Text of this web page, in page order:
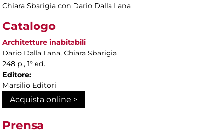
Chiara Sbarigia con Dario Dalla Lana
Catalogo
Architetture inabitabili
Dario Dalla Lana, Chiara Sbarigia
248 p., 1° ed.
Editore:
Marsilio Editori
Acquista online >
Prensa